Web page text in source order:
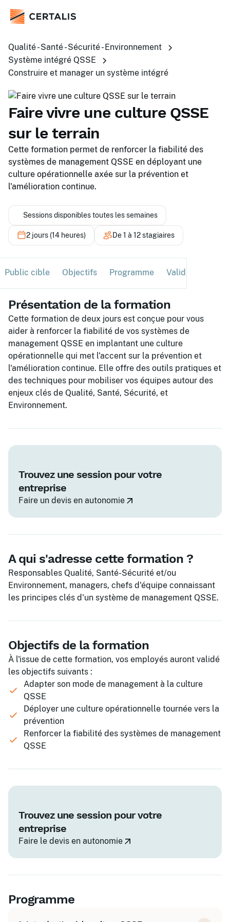
Qualité - Santé - Sécurité - Environnement
Système intégré QSSE
Construire et manager un système intégré
Faire vivre une culture QSSE
sur le terrain
Cette formation permet de renforcer la fiabilité des
systèmes de management QSSE en déployant une
culture opérationnelle axée sur la prévention et
l'amélioration continue.
Sessions disponibles toutes les semaines
2 jours (14 heures) De 1 à 12 stagiaires
Public cible Objectifs Programme Validation
Présentation de la formation
Cette formation de deux jours est conçue pour vous
aider à renforcer la fiabilité de vos systèmes de
management QSSE en implantant une culture
opérationnelle qui met l'accent sur la prévention et
l'amélioration continue. Elle offre des outils pratiques et
des techniques pour mobiliser vos équipes autour des
enjeux clés de Qualité, Santé, Sécurité, et
Environnement.
Trouvez une session pour votre
entreprise
Faire un devis en autonomie
A qui s'adresse cette formation ?
Responsables Qualité, Santé-Sécurité et/ou
Environnement, managers, chefs d'équipe connaissant
les principes clés d'un système de management QSSE.
Objectifs de la formation
À l'issue de cette formation, vos employés auront validé
les objectifs suivants :
Adapter son mode de management à la culture
QSSE
Déployer une culture opérationnelle tournée vers la
prévention
Renforcer la fiabilité des systèmes de management
QSSE
Trouvez une session pour votre
entreprise
Faire le devis en autonomie
Programme